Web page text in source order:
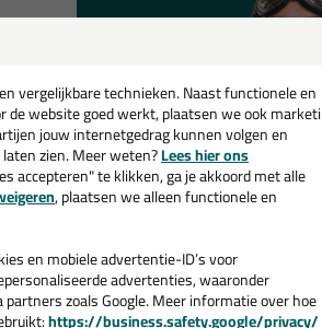
NAF 600ml in
Gevonden! Deze sanitairkit Zwaluw
toepassingen. Een duurzame en
een topresultaat. Bestel de
op werkdagen besteld = morgen in huis.
en kenmerken van dit product?Lees
vergelijkbare technieken. Naast functionele en
de website goed werkt, plaatsen we ook
jouw internetgedrag kunnen volgen en
zien. Meer weten?Lees hier ons
accepteren" te klikken, ga je akkoord met alle
, plaatsen we alleen functionele en
en mobiele advertentie-ID’s voor
advertenties, waaronder
zoals Google. Meer informatie over hoe
https://business.safety.google/privacy/